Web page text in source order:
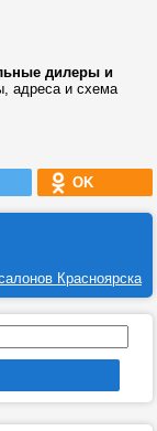
дилеры и
адреса и схема
OK
Красноярска